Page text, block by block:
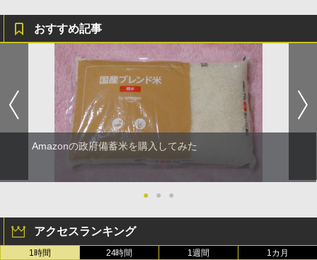
おすすめ記事
Amazonの政府備蓄米を購入してみた
● ● ●
アクセスランキング
1時間 24時間 1週間 1カ月